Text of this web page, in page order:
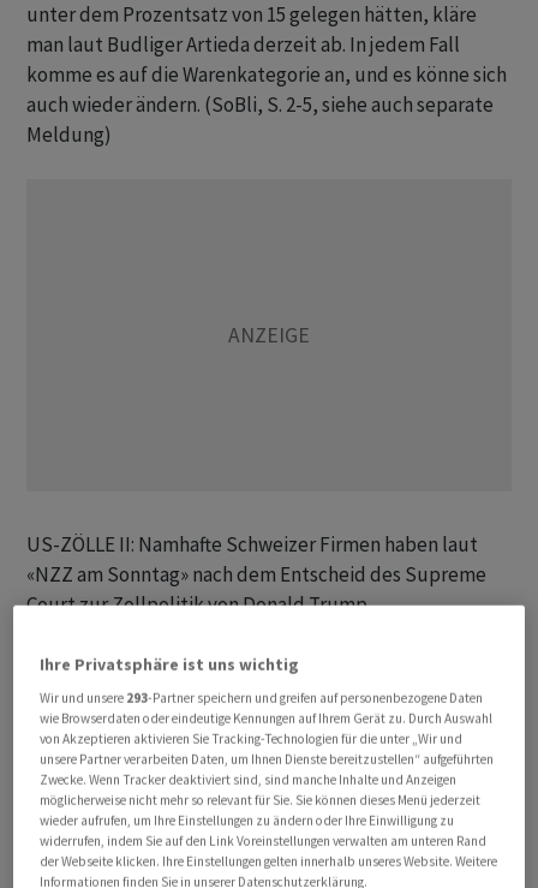
unter dem Prozentsatz von 15 gelegen hätten, kläre
man laut Budliger Artieda derzeit ab. In jedem Fall
komme es auf die Warenkategorie an, und es könne sich
auch wieder ändern. (SoBli, S. 2-5, siehe auch separate
Meldung)
US-ZÖLLE II: Namhafte Schweizer Firmen haben laut
«NZZ am Sonntag» nach dem Entscheid des Supreme
Court zur Zollpolitik von Donald Trump
die Zölle von der US-Regierung zurückzufordern. Ich
kann nicht offenlegen, wie viel wir bezahlt haben, aber
es sind signifikante Beträge», sagte der CEO der
Luxusuhrenmarke Breitling, Georges Kern, zur Zeitung.
Auch die Schokoladenfirma Läderach prüfe eine
Rückerstattung. «Wenn sich die Möglichkeit ergibt, zu
viel gezahlte Beträge zurückzufordern, werden wir das
tun», wurde ein Sprecher zitiert. Gemäss Bericht
Ihre Privatsphäre ist uns wichtig
Wir und unsere 293-Partner speichern und greifen auf personenbezogene Daten
wie Browserdaten oder eindeutige Kennungen auf Ihrem Gerät zu. Durch Auswahl
von Akzeptieren aktivieren Sie Tracking-Technologien für die unter „Wir und
unsere Partner verarbeiten Daten, um Ihnen Dienste bereitzustellen“ aufgeführten
Zwecke. Wenn Tracker deaktiviert sind, sind manche Inhalte und Anzeigen
möglicherweise nicht mehr so relevant für Sie. Sie können dieses Menü jederzeit
wieder aufrufen, um Ihre Einstellungen zu ändern oder Ihre Einwilligung zu
widerrufen, indem Sie auf den Link Voreinstellungen verwalten am unteren Rand
der Webseite klicken. Ihre Einstellungen gelten innerhalb unseres Website. Weitere
Informationen finden Sie in unserer Datenschutzerklärung.